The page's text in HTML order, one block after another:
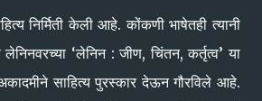
निर्मिती केली आहे. कोंकणी भाषेतही त्यानी
‘लेनिन : जीण, चिंतन, कर्तृत्व’ या
साहित्य पुरस्कार देऊन गौरविले आहे.